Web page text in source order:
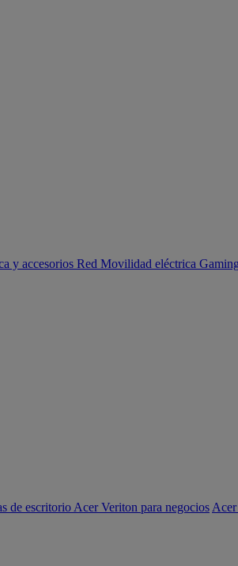
y accesorios Red Movilidad eléctrica
de escritorio Acer Veriton para negocios